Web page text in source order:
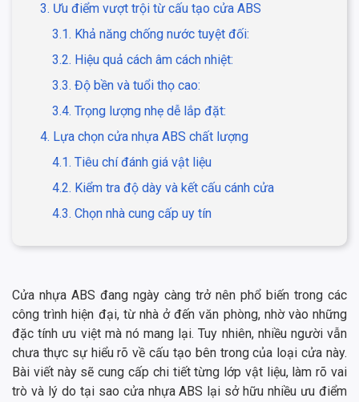
3. Ưu điểm vượt trội từ cấu tạo cửa ABS
3.1. Khả năng chống nước tuyệt đối:
3.2. Hiệu quả cách âm cách nhiệt:
3.3. Độ bền và tuổi thọ cao:
3.4. Trọng lượng nhẹ dễ lắp đặt:
4. Lựa chọn cửa nhựa ABS chất lượng
4.1. Tiêu chí đánh giá vật liệu
4.2. Kiểm tra độ dày và kết cấu cánh cửa
4.3. Chọn nhà cung cấp uy tín
Cửa nhựa ABS đang ngày càng trở nên phổ biến trong các
công trình hiện đại, từ nhà ở đến văn phòng, nhờ vào những
đặc tính ưu việt mà nó mang lại. Tuy nhiên, nhiều người vẫn
chưa thực sự hiểu rõ về cấu tạo bên trong của loại cửa này.
Bài viết này sẽ cung cấp chi tiết từng lớp vật liệu, làm rõ vai
trò và lý do tại sao cửa nhựa ABS lại sở hữu nhiều ưu điểm